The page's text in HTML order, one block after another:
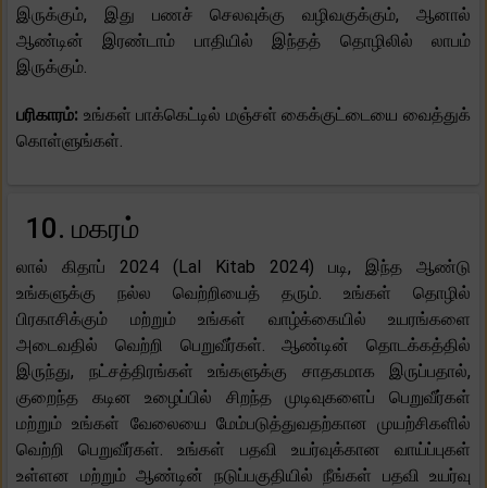
இருக்கும், இது பணச் செலவுக்கு வழிவகுக்கும், ஆனால்
ஆண்டின் இரண்டாம் பாதியில் இந்தத் தொழிலில் லாபம்
இருக்கும்.
பரிகாரம்: உங்கள் பாக்கெட்டில் மஞ்சள் கைக்குட்டையை வைத்துக்
கொள்ளுங்கள்.
10. மகரம்
லால் கிதாப் 2024 (Lal Kitab 2024) படி, இந்த ஆண்டு
உங்களுக்கு நல்ல வெற்றியைத் தரும். உங்கள் தொழில்
பிரகாசிக்கும் மற்றும் உங்கள் வாழ்க்கையில் உயரங்களை
அடைவதில் வெற்றி பெறுவீர்கள். ஆண்டின் தொடக்கத்தில்
இருந்து, நட்சத்திரங்கள் உங்களுக்கு சாதகமாக இருப்பதால்,
குறைந்த கடின உழைப்பில் சிறந்த முடிவுகளைப் பெறுவீர்கள்
மற்றும் உங்கள் வேலையை மேம்படுத்துவதற்கான முயற்சிகளில்
வெற்றி பெறுவீர்கள். உங்கள் பதவி உயர்வுக்கான வாய்ப்புகள்
உள்ளன மற்றும் ஆண்டின் நடுப்பகுதியில் நீங்கள் பதவி உயர்வு